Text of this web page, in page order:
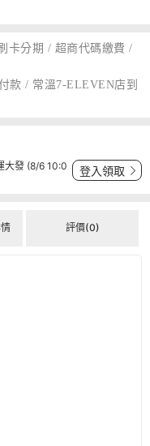
卡分期 / 超商代碼繳費 /
款 / 常溫7-ELEVEN店到
大發 (8/6 10:0
登入領取
評價(0)